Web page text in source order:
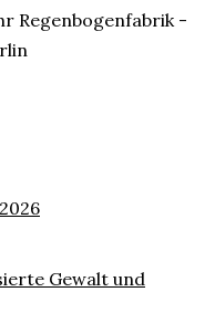
Regenbogenfabrik -
Gewalt und